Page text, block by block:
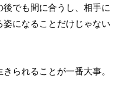
でも間に合うし、相手に
になることだけじゃない
られることが一番大事。